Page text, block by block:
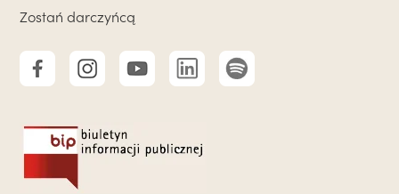
Zostań darczyńcą